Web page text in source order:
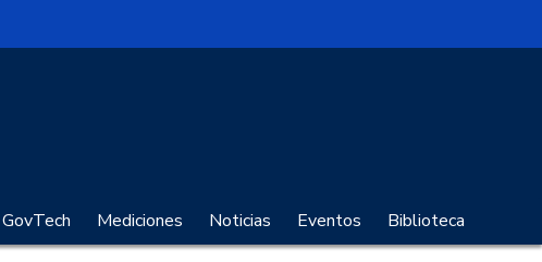
Mediciones Noticias Eventos Biblioteca